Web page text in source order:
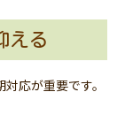
える
応が重要です。